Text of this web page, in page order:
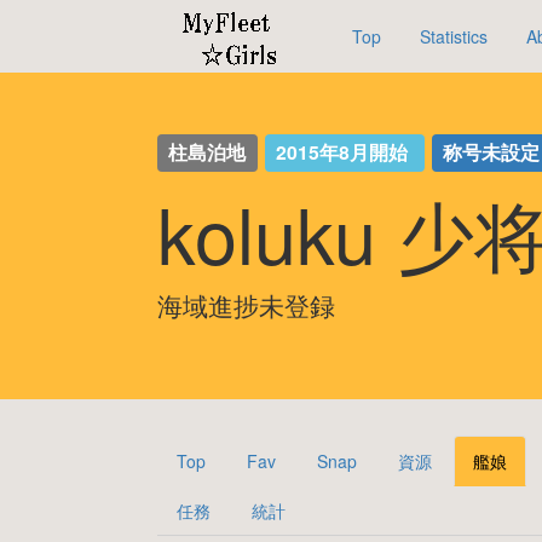
Top Statistics
柱島泊地 2015年8月開始 称号未設定
koluku 少
海域進捗未登録
Top Fav Snap 資源 艦娘
任務 統計